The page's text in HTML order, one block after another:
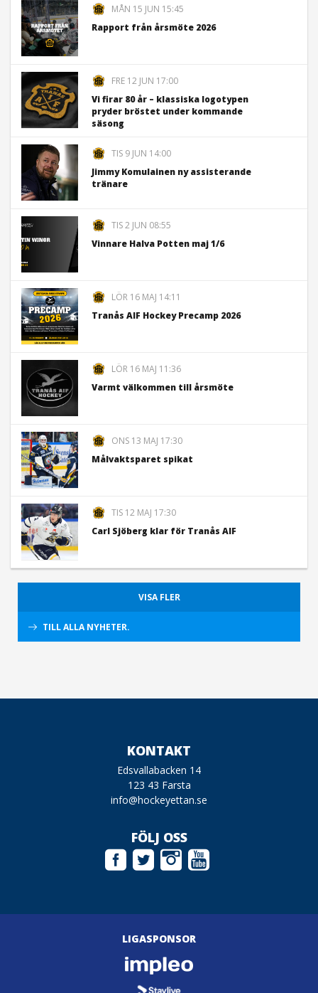
MÅN 15 JUN 15:45
Rapport från årsmöte 2026
FRE 12 JUN 17:00
Vi firar 80 år – klassiska logotypen
pryder bröstet under kommande
säsong
TIS 9 JUN 14:00
Jimmy Komulainen ny assisterande
tränare
TIS 2 JUN 08:55
Vinnare Halva Potten maj 1/6
LÖR 16 MAJ 14:11
Tranås AIF Hockey Precamp 2026
LÖR 16 MAJ 11:36
Varmt välkommen till årsmöte
ONS 13 MAJ 17:30
Målvaktsparet spikat
TIS 12 MAJ 17:30
Carl Sjöberg klar för Tranås AIF
VISA FLER
TILL ALLA NYHETER.
KONTAKT
Edsvallabacken 14
123 43 Farsta
info@hockeyettan.se
FÖLJ OSS
LIGASPONSOR